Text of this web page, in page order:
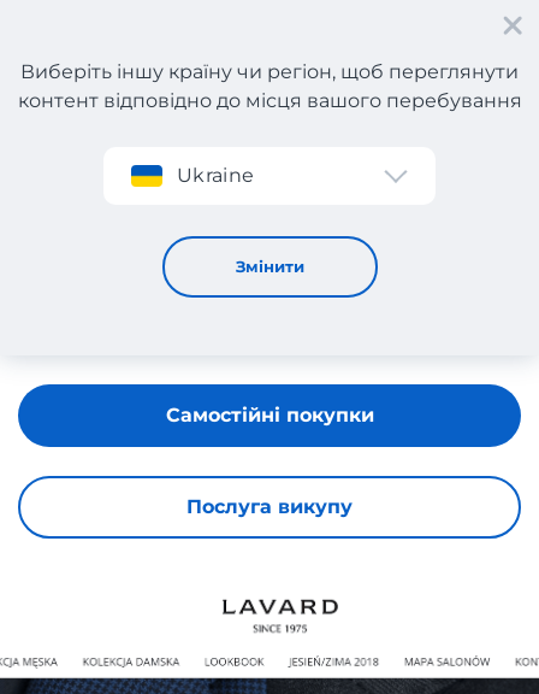
Реєстрація
Виберіть іншу країну чи регіон, щоб переглянути
контент відповідно до місця вашого перебування
Ukraine
Змінити
LAVARD
Послуга викупу
Самостійні покупки